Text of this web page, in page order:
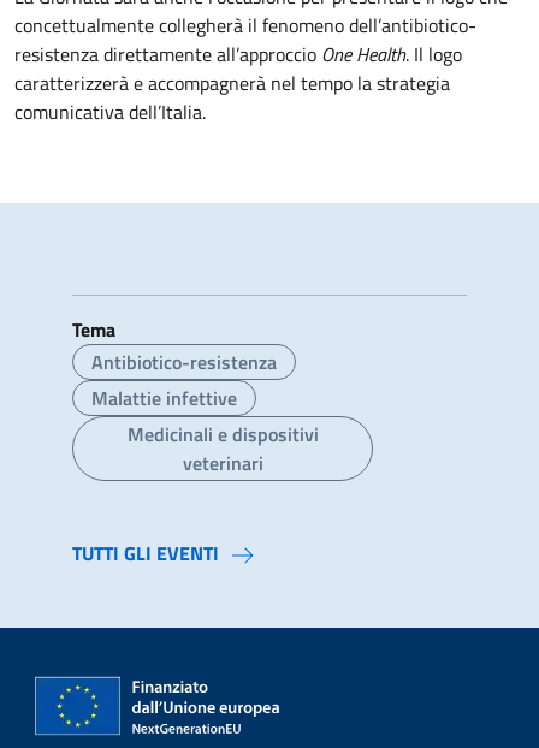
concettualmente collegherà il fenomeno dell’antibiotico-
resistenza direttamente all’approccio One Health. Il logo
caratterizzerà e accompagnerà nel tempo la strategia
comunicativa dell’Italia.
Tema
Antibiotico-resistenza
Malattie infettive
Medicinali e dispositivi
veterinari
TUTTI GLI EVENTI